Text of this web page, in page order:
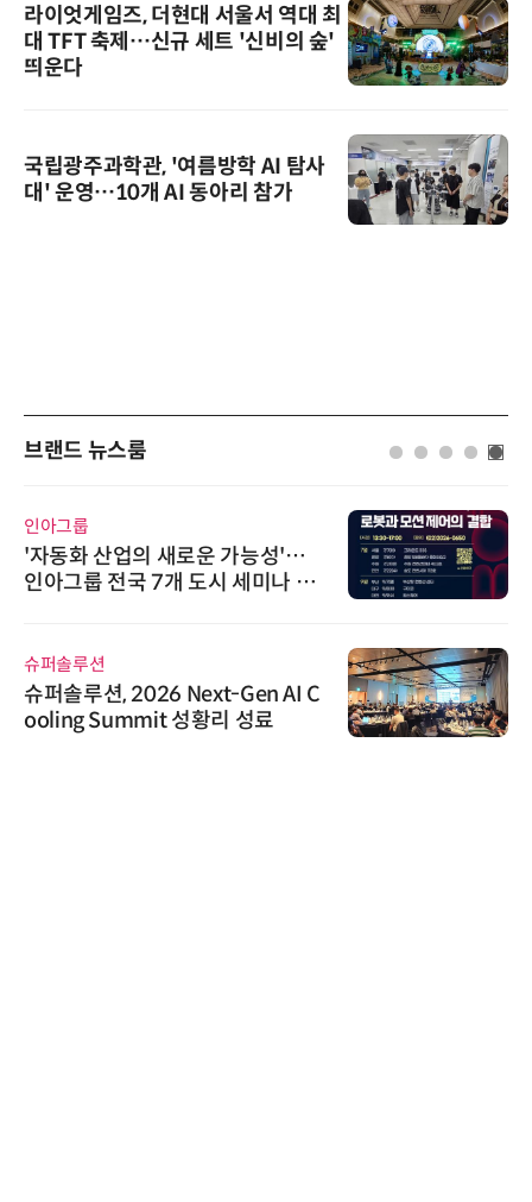
라이엇게임즈, 더현대 서울서 역대 최
대 TFT 축제…신규 세트 '신비의 숲'
띄운다
국립광주과학관, '여름방학 AI 탐사
대' 운영…10개 AI 동아리 참가
브랜드 뉴스룸
인아그룹
'자동화 산업의 새로운 가능성'…
인아그룹 전국 7개 도시 세미나 페
슈퍼솔루션
슈퍼솔루션, 2026 Next-Gen AI C
ooling Summit 성황리 성료